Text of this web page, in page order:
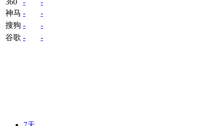
神马 -
-
搜狗 -
-
谷歌 - -